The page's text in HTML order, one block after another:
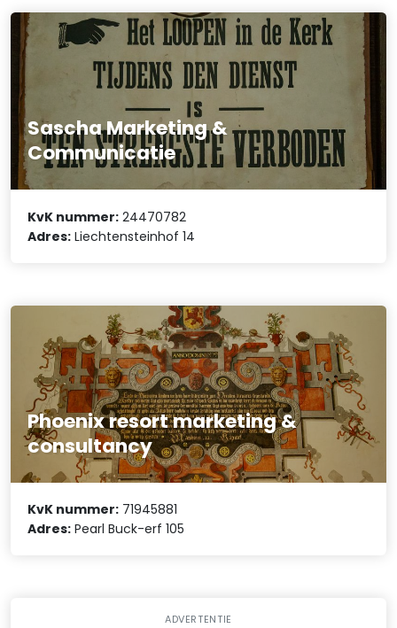
Sascha Marketing &
Communicatie
KvK nummer: 24470782
Adres: Liechtensteinhof 14
Phoenix resort marketing &
consultancy
KvK nummer: 71945881
Adres: Pearl Buck-erf 105
ADVERTENTIE